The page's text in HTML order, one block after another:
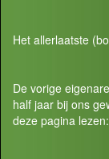
Het allerlaatste
De vorige
half jaar bij ons
deze pagina lezen: